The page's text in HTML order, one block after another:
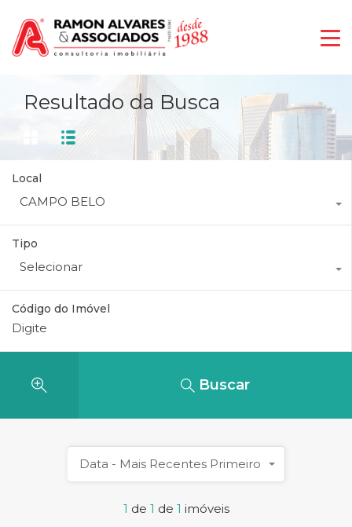
Resultado da Busca
Local
CAMPO BELO
Tipo
Selecionar
Código do Imóvel
Buscar
1 de 1 de 1 imóveis
Data - Mais Recentes Primeiro